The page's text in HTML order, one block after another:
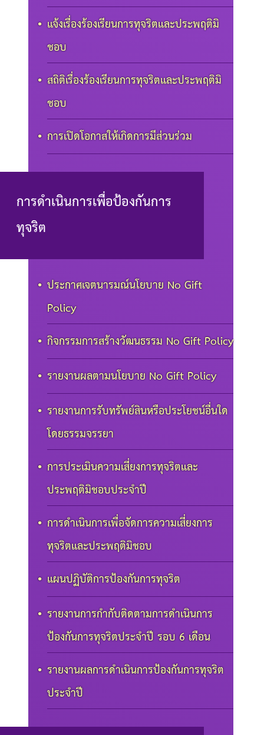
แจ้งเรื่องร้องเรียนการทุจริตและประพฤติมิ
ชอบ
สถิติเรื่องร้องเรียนการทุจริตและประพฤติมิ
ชอบ
การเปิดโอกาสให้เกิดการมีส่วนร่วม
การดำเนินการเพื่อป้องกันการ
ทุจริต
ประกาศเจตนารมณ์นโยบาย No Gift
Policy
กิจกรรมการสร้างวัฒนธรรม No Gift Policy
รายงานผลตามนโยบาย No Gift Policy
รายงานการรับทรัพย์สินหรือประโยชน์อื่นใด
โดยธรรมจรรยา
การประเมินความเสี่ยงการทุจริตและ
ประพฤติมิชอบประจำปี
การดำเนินการเพื่อจัดการความเสี่ยงการ
ทุจริตและประพฤติมิชอบ
แผนปฏิบัติการป้องกันการทุจริต
รายงานการกำกับติดตามการดำเนินการ
ป้องกันการทุจริตประจำปี รอบ 6 เดือน
รายงานผลการดำเนินการป้องกันการทุจริต
ประจำปี